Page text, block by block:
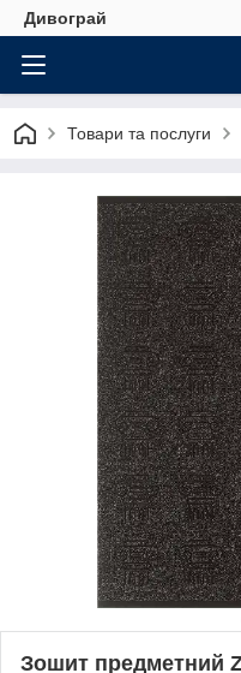
Дивограй
Товари та послуги
Зошит предметний